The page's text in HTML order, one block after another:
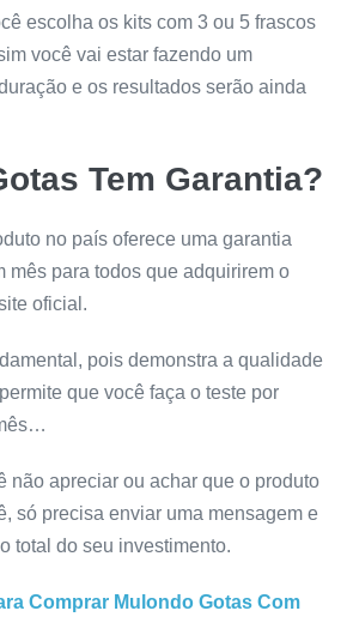
escolha os kits com 3 ou 5 frascos
você vai estar fazendo um
e os resultados serão ainda
Tem Garantia?
no país oferece uma garantia
mês para todos que adquirirem o
oficial.
pois demonstra a qualidade
que você faça o teste por
não apreciar ou achar que o produto
só precisa enviar uma mensagem e
total do seu investimento.
Comprar Mulondo Gotas Com